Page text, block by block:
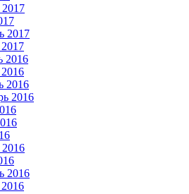
2017
2016
2016
2016
2016